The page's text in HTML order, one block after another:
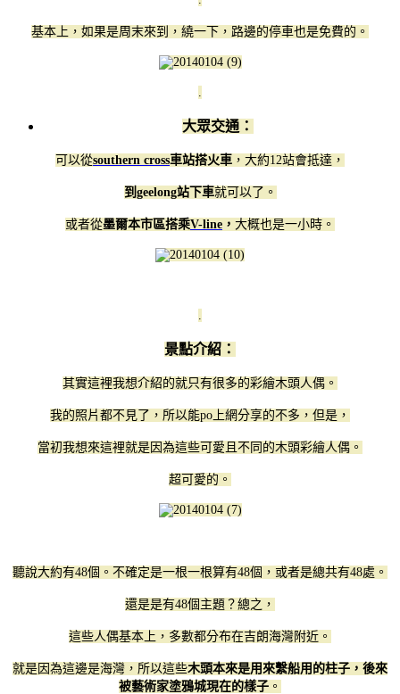
基本上，如果是周末來到，繞一下，路邊的停車也是免費的。
大眾交通：
可以從southern cross車站搭火車 ，大約12站會抵達，
到geelong站下車就可以了。
或者從墨爾本市區搭乘V-line ， 大概也是一小時。
景點介紹：
其實這裡我想介紹的就只有很多的彩繪木頭人偶。
我的照片都不見了，所以能po上網分享的不多，但是，
當初我想來這裡就是因為這些可愛且不同的木頭彩繪人偶。
超可愛的。
聽說大約有48個。不確定是一根一根算有48個，或者是總共有48處。
還是是有48個主題？總之，
這些人偶基本上，多數都分布在吉朗海灣附近。
就是因為這邊是海灣，所以這些木頭本來是用來繫船用的柱子，後來
被藝術家塗鴉城現在的樣子 。